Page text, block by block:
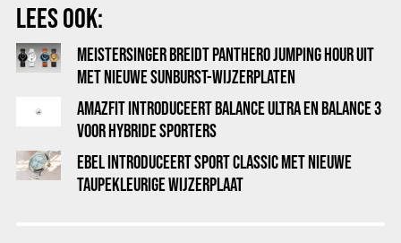
LEES OOK:
MEISTERSINGER BREIDT PANTHERO JUMPING HOUR UIT
MET NIEUWE SUNBURST-WIJZERPLATEN
AMAZFIT INTRODUCEERT BALANCE ULTRA EN BALANCE 3
VOOR HYBRIDE SPORTERS
EBEL INTRODUCEERT SPORT CLASSIC MET NIEUWE
TAUPEKLEURIGE WIJZERPLAAT